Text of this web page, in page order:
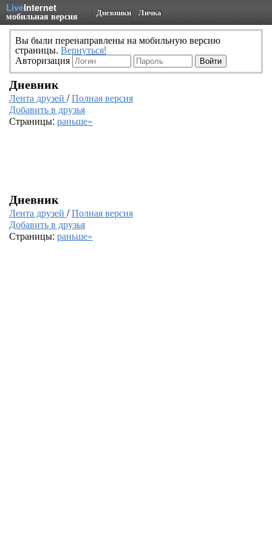
LiveInternet
мобильная версия Дневники Личка
Вы были перенаправлены на мобильную версию
страницы. Вернуться!
Авторизация
Дневник
Лента друзей /Полная версия
Добавить в друзья
Страницы: раньше»
Дневник
Лента друзей /Полная версия
Добавить в друзья
Страницы: раньше»